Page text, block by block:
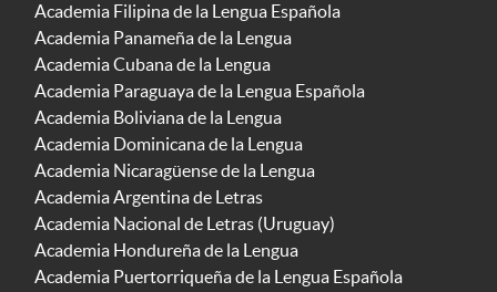
Academia Filipina de la Lengua Española
Academia Panameña de la Lengua
Academia Cubana de la Lengua
Academia Paraguaya de la Lengua Española
Academia Boliviana de la Lengua
Academia Dominicana de la Lengua
Academia Nicaragüense de la Lengua
Academia Argentina de Letras
Academia Nacional de Letras (Uruguay)
Academia Hondureña de la Lengua
Academia Puertorriqueña de la Lengua Española